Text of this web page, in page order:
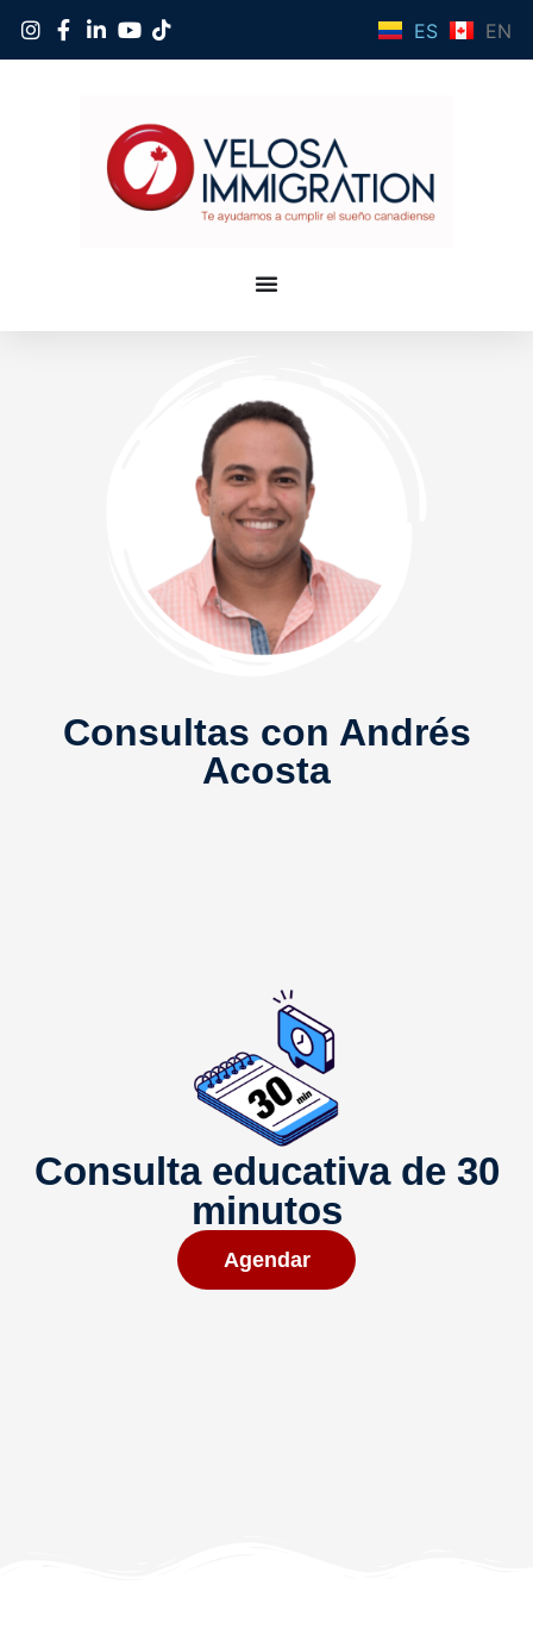
ES EN
Consultas con Andrés
Acosta
Consulta educativa de 30
minutos
Agendar